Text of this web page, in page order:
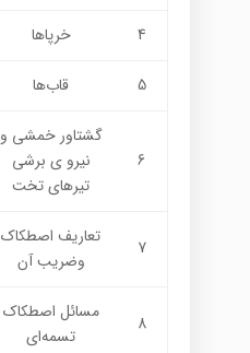
4 خرپا‌ها
5 قاب‌ها
6
گشتاور خمشي و
نیرو ی برشي
تیرهای تخت
7
تعاريف اصطكاك
وضريب آن
8
مسائل اصطكاك
تسمه‌اي